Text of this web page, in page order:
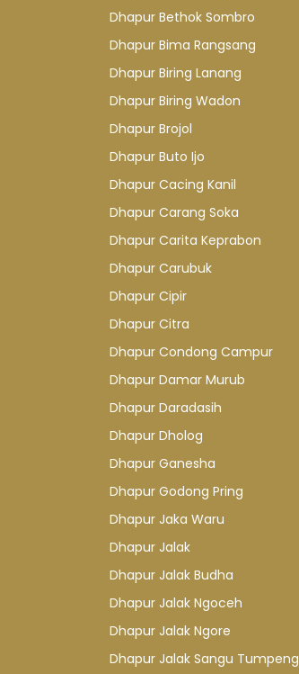
Dhapur Bethok Sombro
Dhapur Bima Rangsang
Dhapur Biring Lanang
Dhapur Biring Wadon
Dhapur Brojol
Dhapur Buto Ijo
Dhapur Cacing Kanil
Dhapur Carang Soka
Dhapur Carita Keprabon
Dhapur Carubuk
Dhapur Cipir
Dhapur Citra
Dhapur Condong Campur
Dhapur Damar Murub
Dhapur Daradasih
Dhapur Dholog
Dhapur Ganesha
Dhapur Godong Pring
Dhapur Jaka Waru
Dhapur Jalak
Dhapur Jalak Budha
Dhapur Jalak Ngoceh
Dhapur Jalak Ngore
Dhapur Jalak Sangu Tumpeng